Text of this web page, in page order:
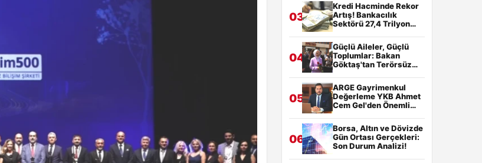
03
Kredi Hacminde Rekor
Artış! Bankacılık
Sektörü 27,4 Trilyon
04
Güçlü Aileler, Güçlü
Toplumlar: Bakan
Göktaş'tan Terörsüz
05
ARGE Gayrimenkul
Değerleme YKB Ahmet
Cem Gel'den Önemli
Gayrimenkulüne
Yöneliyor!
06
Borsa, Altın ve Dövizde
Gün Ortası Gerçekleri:
Son Durum Analizi!